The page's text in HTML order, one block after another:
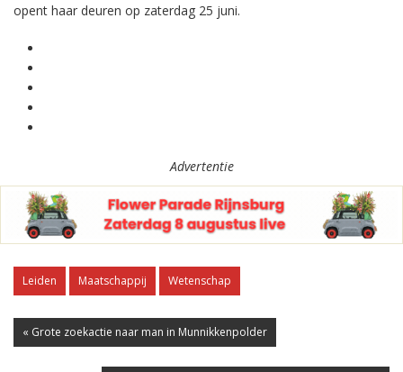
opent haar deuren op zaterdag 25 juni.
Advertentie
Leiden Maatschappij Wetenschap
« Grote zoekactie naar man in Munnikkenpolder